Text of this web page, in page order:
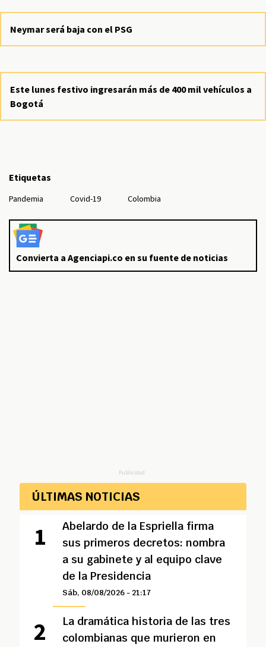
Neymar será baja con el PSG
Este lunes festivo ingresarán más de 400 mil vehículos a
Bogotá
Etiquetas
Pandemia Covid-19 Colombia
Convierta a Agenciapi.co en su fuente de noticias
Publicidad
ÚLTIMAS NOTICIAS
Abelardo de la Espriella firma
sus primeros decretos: nombra
a su gabinete y al equipo clave
de la Presidencia
Sáb, 08/08/2026 - 21:17
La dramática historia de las tres
colombianas que murieron en